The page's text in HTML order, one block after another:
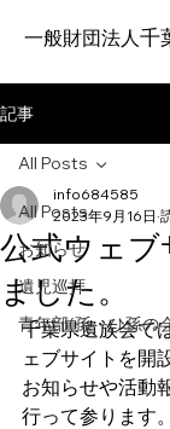
一般財団法人千
記事
All Posts
お知らせ
遺児巡拝
青年部(孫・ひ孫の
All Posts
公式ウェブ
ました。
info684585
2023年9月16日
千葉県遺族会で
ェブサイトを開
お知らせや活動
行って参ります。